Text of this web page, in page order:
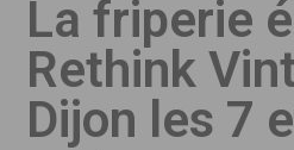
La friperie
Rethink
Dijon les 7